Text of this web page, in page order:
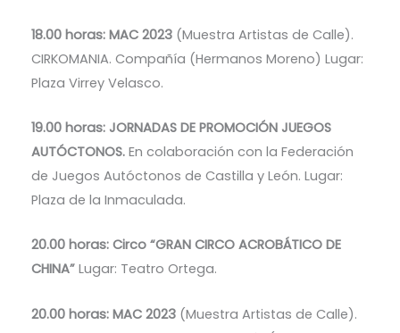
18.00 horas: MAC 2023(Muestra Artistas de Calle).
CIRKOMANIA. Compañía (Hermanos Moreno) Lugar:
Plaza Virrey Velasco.
19.00 horas: JORNADAS DE PROMOCIÓN JUEGOS
AUTÓCTONOS.En colaboración con la Federación
de Juegos Autóctonos de Castilla y León. Lugar:
Plaza de la Inmaculada.
20.00 horas: Circo “GRAN CIRCO ACROBÁTICO DE
CHINA”Lugar: Teatro Ortega.
20.00 horas: MAC 2023(Muestra Artistas de Calle).